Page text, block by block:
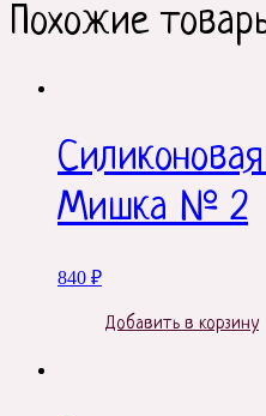
Похожие
Мишка № 2
840 ₽
Добавить в корзину